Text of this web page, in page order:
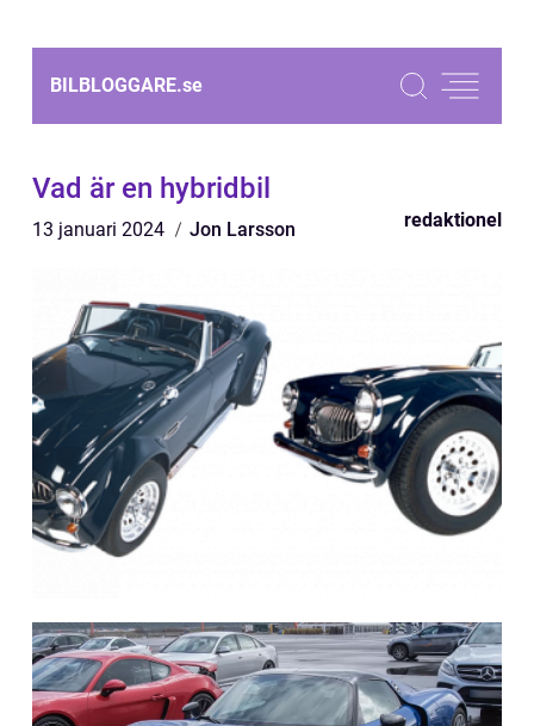
BILBLOGGARE.se
Vad är en hybridbil
13 januari 2024 Jon Larsson redaktionel